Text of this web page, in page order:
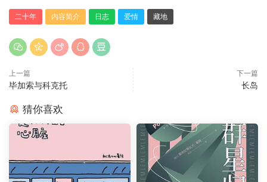
二十年 内容简介 日志 爱情 藏地
上一篇
毕加索与科克托
下一篇
长岛
猜你喜欢